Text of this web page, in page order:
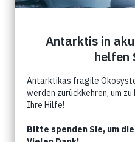
Notizie
Eventi
Articoli